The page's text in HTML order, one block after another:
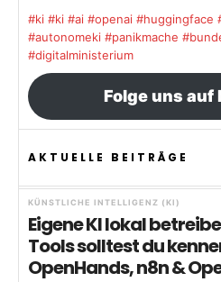
#ki #ki #ai #openai #huggingface
#autonomeki #panikmache
#digitalministerium
Folge uns auf
AKTUELLE BEITRÄGE
KÜNSTLICHE INTELLIGENZ (KI)
Eigene KI lokal
Tools solltest du
OpenHands, n8n &